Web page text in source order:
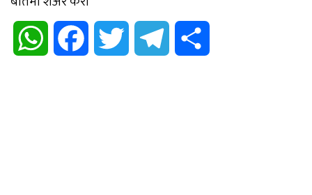
WhatsApp Facebook Twitter Telegram